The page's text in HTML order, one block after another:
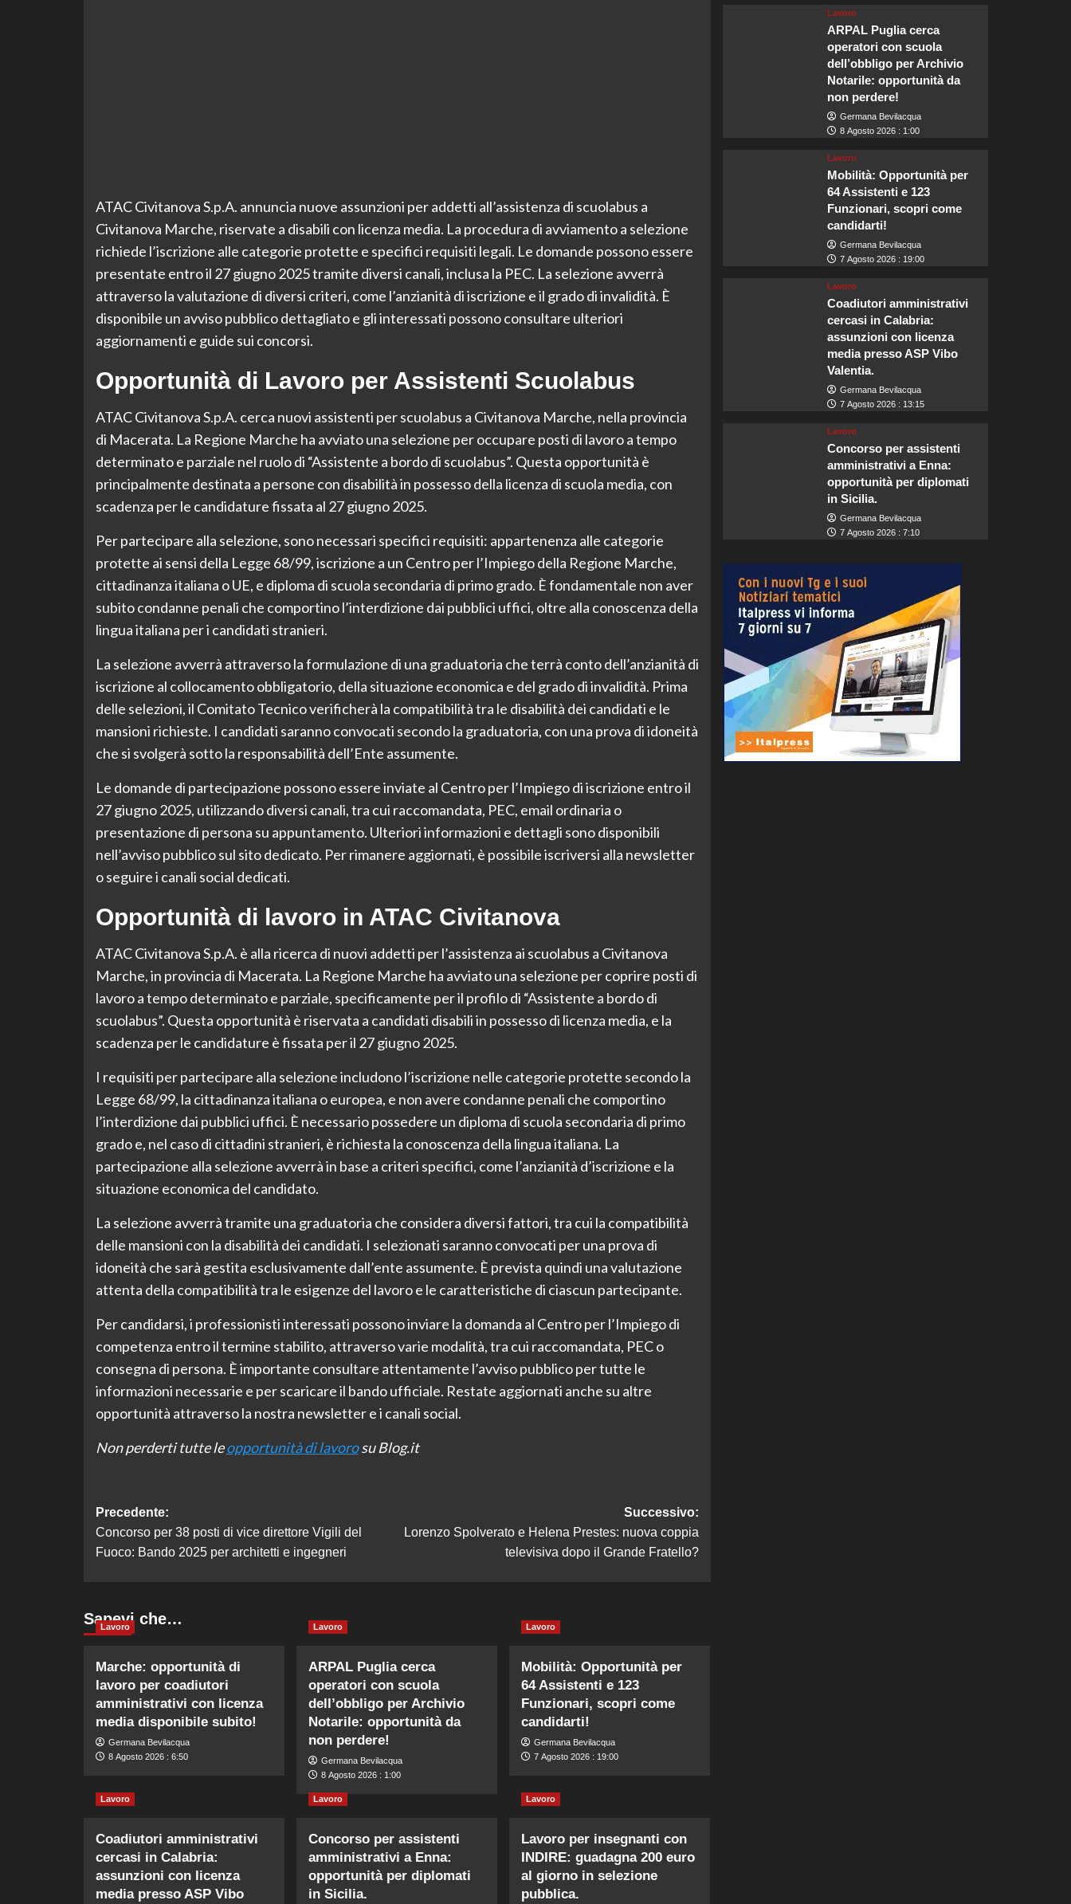
ATAC Civitanova S.p.A. annuncia nuove assunzioni per addetti all’assistenza di scuolabus a
Civitanova Marche, riservate a disabili con licenza media. La procedura di avviamento a selezione
richiede l’iscrizione alle categorie protette e specifici requisiti legali. Le domande possono essere
presentate entro il 27 giugno 2025 tramite diversi canali, inclusa la PEC. La selezione avverrà
attraverso la valutazione di diversi criteri, come l’anzianità di iscrizione e il grado di invalidità. È
disponibile un avviso pubblico dettagliato e gli interessati possono consultare ulteriori
aggiornamenti e guide sui concorsi.
Opportunità di Lavoro per Assistenti Scuolabus
ATAC Civitanova S.p.A. cerca nuovi assistenti per scuolabus a Civitanova Marche, nella provincia
di Macerata. La Regione Marche ha avviato una selezione per occupare posti di lavoro a tempo
determinato e parziale nel ruolo di “Assistente a bordo di scuolabus”. Questa opportunità è
principalmente destinata a persone con disabilità in possesso della licenza di scuola media, con
scadenza per le candidature fissata al 27 giugno 2025.
Per partecipare alla selezione, sono necessari specifici requisiti: appartenenza alle categorie
protette ai sensi della Legge 68/99, iscrizione a un Centro per l’Impiego della Regione Marche,
cittadinanza italiana o UE, e diploma di scuola secondaria di primo grado. È fondamentale non aver
subito condanne penali che comportino l’interdizione dai pubblici uffici, oltre alla conoscenza della
lingua italiana per i candidati stranieri.
La selezione avverrà attraverso la formulazione di una graduatoria che terrà conto dell’anzianità di
iscrizione al collocamento obbligatorio, della situazione economica e del grado di invalidità. Prima
delle selezioni, il Comitato Tecnico verificherà la compatibilità tra le disabilità dei candidati e le
mansioni richieste. I candidati saranno convocati secondo la graduatoria, con una prova di idoneità
che si svolgerà sotto la responsabilità dell’Ente assumente.
Le domande di partecipazione possono essere inviate al Centro per l’Impiego di iscrizione entro il
27 giugno 2025, utilizzando diversi canali, tra cui raccomandata, PEC, email ordinaria o
presentazione di persona su appuntamento. Ulteriori informazioni e dettagli sono disponibili
nell’avviso pubblico sul sito dedicato. Per rimanere aggiornati, è possibile iscriversi alla newsletter
o seguire i canali social dedicati.
Opportunità di lavoro in ATAC Civitanova
ATAC Civitanova S.p.A. è alla ricerca di nuovi addetti per l’assistenza ai scuolabus a Civitanova
Marche, in provincia di Macerata. La Regione Marche ha avviato una selezione per coprire posti di
lavoro a tempo determinato e parziale, specificamente per il profilo di “Assistente a bordo di
scuolabus”. Questa opportunità è riservata a candidati disabili in possesso di licenza media, e la
scadenza per le candidature è fissata per il 27 giugno 2025.
I requisiti per partecipare alla selezione includono l’iscrizione nelle categorie protette secondo la
Legge 68/99, la cittadinanza italiana o europea, e non avere condanne penali che comportino
l’interdizione dai pubblici uffici. È necessario possedere un diploma di scuola secondaria di primo
grado e, nel caso di cittadini stranieri, è richiesta la conoscenza della lingua italiana. La
partecipazione alla selezione avverrà in base a criteri specifici, come l’anzianità d’iscrizione e la
situazione economica del candidato.
La selezione avverrà tramite una graduatoria che considera diversi fattori, tra cui la compatibilità
delle mansioni con la disabilità dei candidati. I selezionati saranno convocati per una prova di
idoneità che sarà gestita esclusivamente dall’ente assumente. È prevista quindi una valutazione
attenta della compatibilità tra le esigenze del lavoro e le caratteristiche di ciascun partecipante.
Per candidarsi, i professionisti interessati possono inviare la domanda al Centro per l’Impiego di
competenza entro il termine stabilito, attraverso varie modalità, tra cui raccomandata, PEC o
consegna di persona. È importante consultare attentamente l’avviso pubblico per tutte le
informazioni necessarie e per scaricare il bando ufficiale. Restate aggiornati anche su altre
opportunità attraverso la nostra newsletter e i canali social.
Non perderti tutte leopportunità di lavorosu Blog.it
Navigazione
articolo
Precedente:
Concorso per 38 posti di vice direttore Vigili del
Fuoco: Bando 2025 per architetti e ingegneri
Successivo:
Lorenzo Spolverato e Helena Prestes: nuova coppia
televisiva dopo il Grande Fratello?
Sapevi che…
Lavoro
Marche: opportunità di
lavoro per coadiutori
amministrativi con licenza
media disponibile subito!
Germana Bevilacqua
8 Agosto 2026 : 6:50
Lavoro
ARPAL Puglia cerca
operatori con scuola
dell’obbligo per Archivio
Notarile: opportunità da
non perdere!
Germana Bevilacqua
8 Agosto 2026 : 1:00
Lavoro
Mobilità: Opportunità per
64 Assistenti e 123
Funzionari, scopri come
candidarti!
Germana Bevilacqua
7 Agosto 2026 : 19:00
Lavoro
Coadiutori amministrativi
cercasi in Calabria:
assunzioni con licenza
media presso ASP Vibo
Lavoro
Concorso per assistenti
amministrativi a Enna:
opportunità per diplomati
in Sicilia.
Lavoro
Lavoro per insegnanti con
INDIRE: guadagna 200 euro
al giorno in selezione
pubblica.
Lavoro
ARPAL Puglia cerca
operatori con scuola
dell’obbligo per Archivio
Notarile: opportunità da
non perdere!
Germana Bevilacqua
8 Agosto 2026 : 1:00
Lavoro
Mobilità: Opportunità per
64 Assistenti e 123
Funzionari, scopri come
candidarti!
Germana Bevilacqua
7 Agosto 2026 : 19:00
Lavoro
Coadiutori amministrativi
cercasi in Calabria:
assunzioni con licenza
media presso ASP Vibo
Valentia.
Germana Bevilacqua
7 Agosto 2026 : 13:15
Lavoro
Concorso per assistenti
amministrativi a Enna:
opportunità per diplomati
in Sicilia.
Germana Bevilacqua
7 Agosto 2026 : 7:10